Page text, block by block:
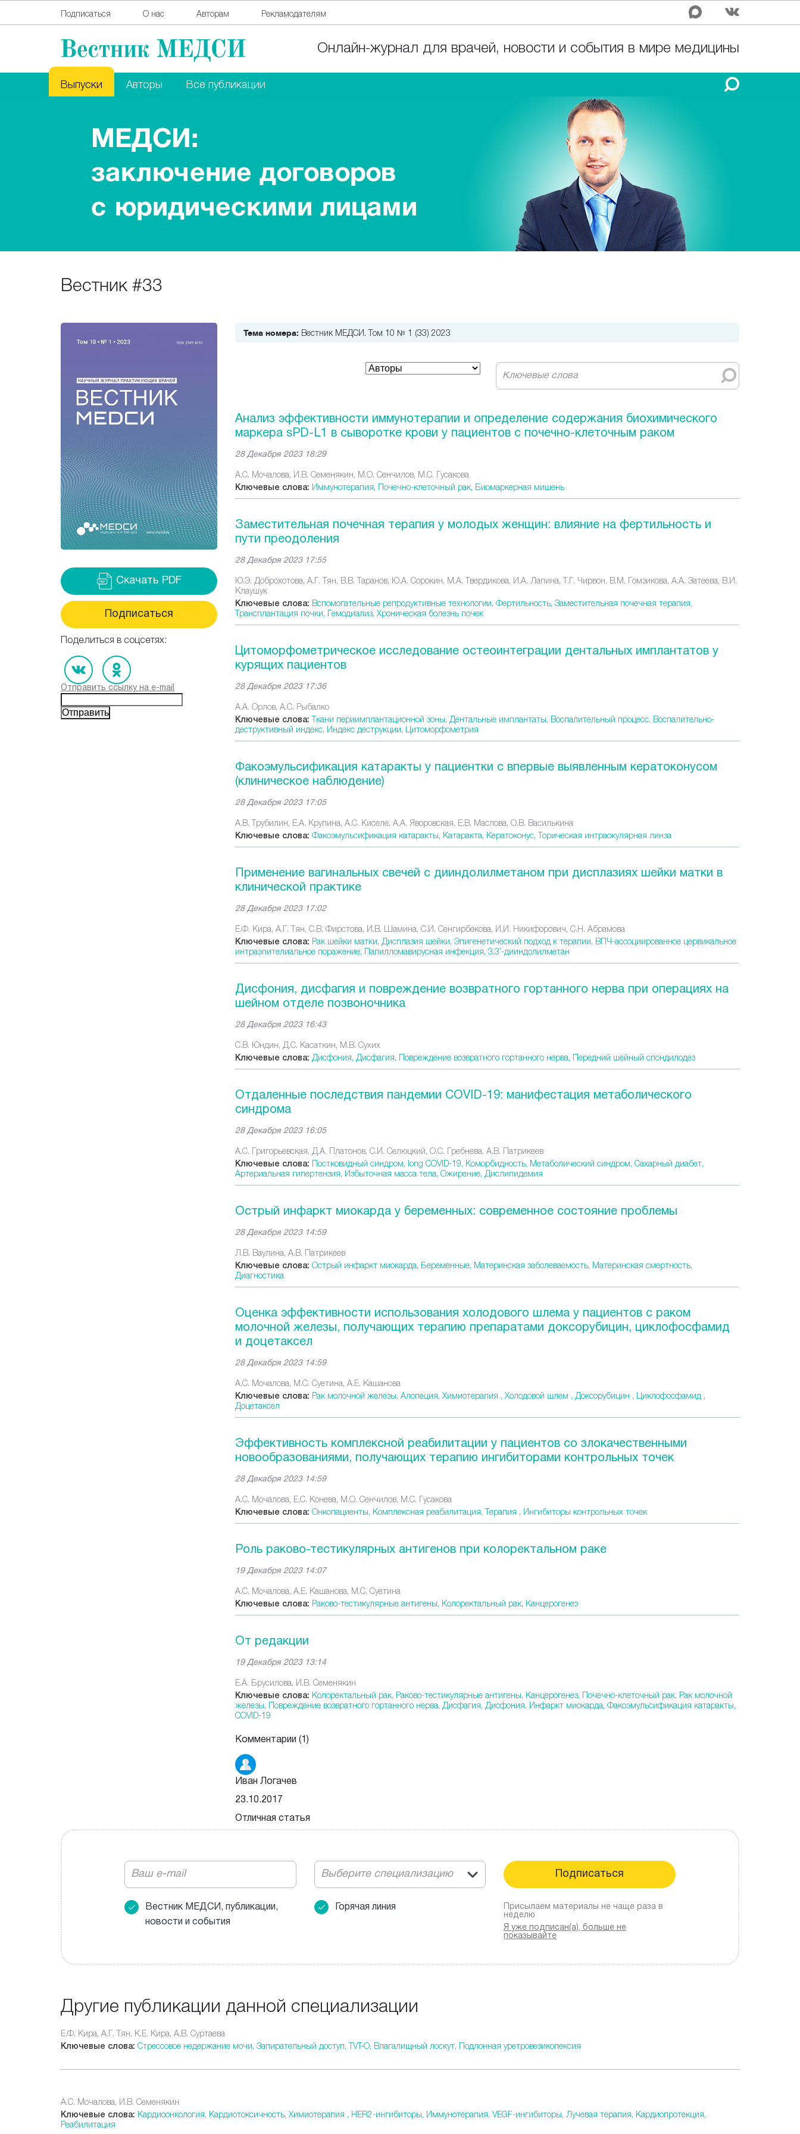
Подписаться О нас Авторам Рекламодателям
Онлайн-журнал для врачей, новости и события в мире медицины
Выпуски Авторы Все публикации
Вестник #33
Скачать PDF
Подписаться
Поделиться в соцсетях:
Отправить ссылку на e-mail
Тема номера: Вестник МЕДСИ. Том 10 № 1 (33) 2023
Анализ эффективности иммунотерапии и определение содержания биохимического
маркера sPD-L1 в сыворотке крови у пациентов с почечно-клеточным раком
28 Декабря 2023 18:29
А.С. Мочалова, И.В. Семенякин, М.О. Сенчилов, М.С. Гусакова
Ключевые слова: Иммунотерапия, Почечно-клеточный рак, Биомаркерная мишень
Заместительная почечная терапия у молодых женщин: влияние на фертильность и
пути преодоления
28 Декабря 2023 17:55
Ю.Э. Доброхотова, А.Г. Тян, В.В. Таранов, Ю.А. Сорокин, М.А. Твердикова, И.А. Лапина, Т.Г. Чирвон, В.М. Гомзикова, А.А. Затеева, В.И.
Клаушук
Ключевые слова: Вспомогательные репродуктивные технологии, Фертильность, Заместительная почечная терапия,
Трансплантация почки, Гемодиализ, Хроническая болезнь почек
Цитоморфометрическое исследование остеоинтеграции дентальных имплантатов у
курящих пациентов
28 Декабря 2023 17:36
А.А. Орлов, А.С. Рыбалко
Ключевые слова:Ткани периимплантационной зоны, Дентальные имплантаты, Воспалительный процесс, Воспалительно-
деструктивный индекс, Индекс деструкции, Цитоморфометрия
Факоэмульсификация катаракты у пациентки с впервые выявленным кератоконусом
(клиническое наблюдение)
28 Декабря 2023 17:05
А.В. Трубилин, Е.А. Крупина, А.С. Киселе, А.А. Яворовская, Е.В. Маслова, О.В. Василькина
Ключевые слова: Факоэмульсификация катаракты, Катаракта, Кератоконус,Торическая интраокулярная линза
Применение вагинальных свечей с дииндолилметаном при дисплазиях шейки матки в
клинической практике
28 Декабря 2023 17:02
Е.Ф. Кира, А.Г. Тян, С.В. Фирстова, И.В. Шамина, С.И. Сенгирбекова, И.И. Никифорович, С.Н. Абрамова
Ключевые слова: Рак шейки матки, Дисплазия шейки, Эпигенетический подход к терапии, ВПЧ-ассоциированное цервикальное
интраэпителиальное поражение, Папилломавирусная инфекция, 3,3’-дииндолилметан
Дисфония, дисфагия и повреждение возвратного гортанного нерва при операциях на
шейном отделе позвоночника
28 Декабря 2023 16:43
С.В. Юндин, Д.С. Касаткин, М.В. Сухих
Ключевые слова: Дисфония, Дисфагия, Повреждение возвратного гортанного нерва, Передний шейный спондилодез
Отдаленные последствия пандемии COVID-19: манифестация метаболического
синдрома
28 Декабря 2023 16:05
А.С. Григорьевская, Д.А. Платонов, С.И. Селюцкий, О.С. Гребнева, А.В. Патрикеев
Ключевые слова: Постковидный синдром, long COVID-19, Коморбидность, Метаболический синдром, Сахарный диабет,
Артериальная гипертензия, Избыточная масса тела, Ожирение, Дислипидемия
Острый инфаркт миокарда у беременных: современное состояние проблемы
28 Декабря 2023 14:59
Л.В. Ваулина, А.В. Патрикеев
Ключевые слова: Острый инфаркт миокарда, Беременные, Материнская заболеваемость, Материнская смертность,
Диагностика
Оценка эффективности использования холодового шлема у пациентов с раком
молочной железы, получающих терапию препаратами доксорубицин, циклофосфамид
и доцетаксел
28 Декабря 2023 14:59
А.С. Мочалова, М.С. Суетина, А.Е. Кашанова
Ключевые слова: Рак молочной железы, Алопеция, Химиотерапия , Холодовой шлем , Доксорубицин , Циклофосфамид ,
Доцетаксел
Эффективность комплексной реабилитации у пациентов со злокачественными
новообразованиями, получающих терапию ингибиторами контрольных точек
28 Декабря 2023 14:59
А.С. Мочалова, Е.С. Конева, М.О. Сенчилов, М.С. Гусакова
Ключевые слова: Онкопациенты, Комплексная реабилитация,Терапия , Ингибиторы контрольных точек
Роль раково-тестикулярных антигенов при колоректальном раке
19 Декабря 2023 14:07
А.С. Мочалова, А.Е. Кашанова, М.С. Суетина
Ключевые слова: Раково-тестикулярные антигены, Колоректальный рак, Канцерогенез
От редакции
19 Декабря 2023 13:14
Е.А. Брусилова, И.В. Семенякин
Ключевые слова: Колоректальный рак, Раково-тестикулярные антигены, Канцерогенез, Почечно-клеточный рак, Рак молочной
железы, Повреждение возвратного гортанного нерва, Дисфагия, Дисфония, Инфаркт миокарда, Факоэмульсификация катаракты,
COVID-19
Комментарии (1)
Иван Логачев
23.10.2017
Отличная статья
Выберите специализацию
Вестник МЕДСИ, публикации,
новости и события
Горячая линия
Присылаем материалы не чаще раза в
неделю
Я уже подписан(а), больше не
показывайте
Другие публикации данной специализации
Е.Ф. Кира, А.Г. Тян, К.Е. Кира, А.В. Суртаева
Ключевые слова: Стрессовое недержание мочи, Запирательный доступ,TVT-O, Влагалищный лоскут, Подлонная уретровезикопексия
А.С. Мочалова, И.В. Семенякин
Ключевые слова: Кардиоонкология, Кардиотоксичность, Химиотерапия , HER2-ингибиторы, Иммунотерапия, VEGF-ингибиторы, Лучевая терапия, Кардиопротекция,
Реабилитация